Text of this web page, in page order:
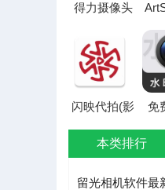
得力摄像头
闪映代拍(影
免
(水
本类排行
留光相机软件最